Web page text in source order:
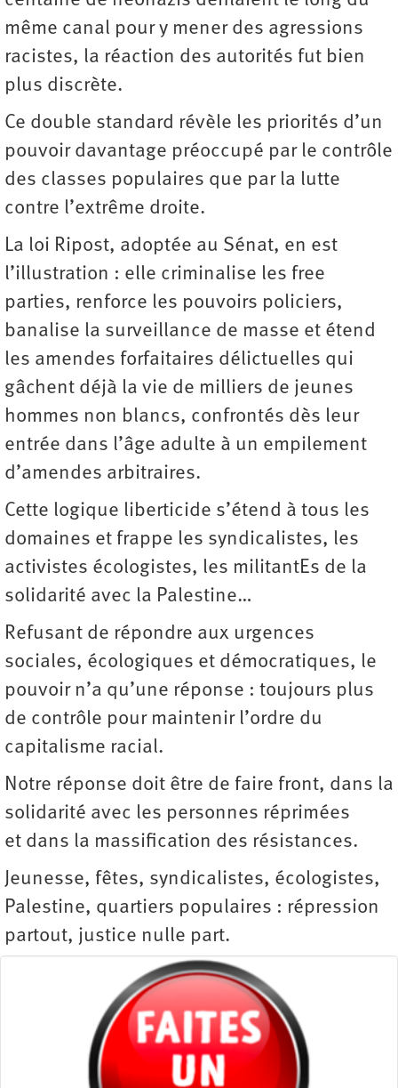
même canal pour y mener des agressions
racistes, la réaction des autorités fut bien
plus discrète.
Ce double standard révèle les priorités d’un
pouvoir davantage préoccupé par le contrôle
des classes populaires que par la lutte
contre l’extrême droite.
La loi Ripost, adoptée au Sénat, en est
l’illustration : elle criminalise les free
parties, renforce les pouvoirs policiers,
banalise la surveillance de masse et étend
les amendes forfaitaires délictuelles qui
gâchent déjà la vie de milliers de jeunes
hommes non blancs, confrontés dès leur
entrée dans l’âge adulte à un empilement
d’amendes arbitraires.
Cette logique liberticide s’étend à tous les
domaines et frappe les syndicalistes, les
activistes écologistes, les militantEs de la
solidarité avec la Palestine…
Refusant de répondre aux urgences
sociales, écologiques et démocratiques, le
pouvoir n’a qu’une réponse : toujours plus
de contrôle pour maintenir l’ordre du
capitalisme racial.
Notre réponse doit être de faire front, dans la
solidarité avec les personnes réprimées
et dans la massification des résistances.
Jeunesse, fêtes, syndicalistes, écologistes,
Palestine, quartiers populaires : répression
partout, justice nulle part.